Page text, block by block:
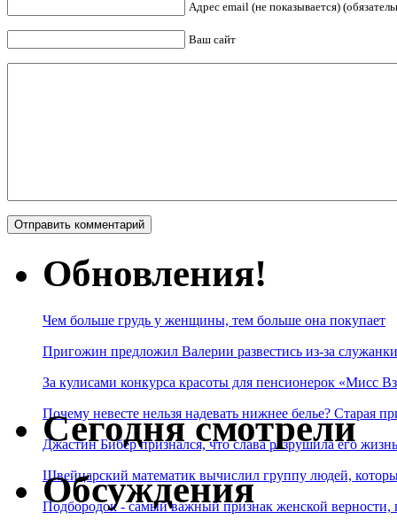
Адрес email (не показывается)
Ваш сайт
Обновления!
Чем больше грудь у женщины, тем больше она покупает
Пригожин предложил Валерии развестись из-за
За кулисами конкурса красоты для пенсионерок «Мисс
Почему невесте нельзя надевать нижнее белье? Старая
Джастин Бибер признался, что слава разрушила его
Швейцарский математик вычислил группу людей,
Подбородок - самый важный признак женской
Сегодня смотрели
Обсуждения